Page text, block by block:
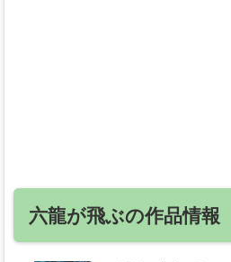
六龍が飛ぶの作品情報